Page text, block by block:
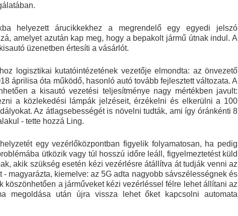
helyezett árucikkekhez a megrendelő egy egyedi jelszó
amelyet azután kap meg, hogy a bepakolt jármű útnak indul. A
üzenetben értesíti a vásárlót.
logisztikai kutatóintézetének vezetője elmondta: az önvezető
áprilisa óta működő, hasonló autó tovább fejlesztett változata. A
a kisautó vezetési teljesítménye nagy mértékben javult:
a közlekedési lámpák jelzéseit, érzékelni és elkerülni a 100
Az átlagsebességét is növelni tudták, ami így óránkénti 8
- tette hozzá Ling.
egy vezérlőközpontban figyelik folyamatosan, ha pedig
ütközik vagy túl hosszú időre leáll, figyelmeztetést küld
akik szükség esetén kézi vezérlésre átállítva át tudják venni az
- magyarázta, kiemelve: az 5G adta nagyobb sávszélességnek és
köszönhetően a járműveket kézi vezérléssel félre lehet állítani az
megoldása után újra vissza lehet őket kapcsolni automata